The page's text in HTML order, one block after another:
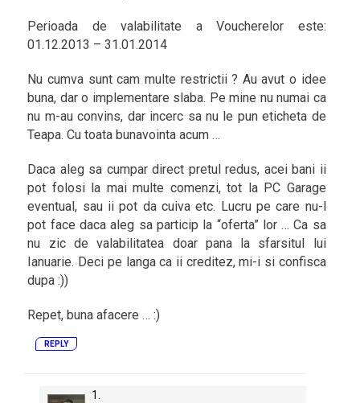
Perioada de valabilitate a Voucherelor este:
01.12.2013 – 31.01.2014
Nu cumva sunt cam multe restrictii ? Au avut o idee
buna, dar o implementare slaba. Pe mine nu numai ca
nu m-au convins, dar incerc sa nu le pun eticheta de
Teapa. Cu toata bunavointa acum …
Daca aleg sa cumpar direct pretul redus, acei bani ii
pot folosi la mai multe comenzi, tot la PC Garage
eventual, sau ii pot da cuiva etc. Lucru pe care nu-l
pot face daca aleg sa particip la “oferta” lor … Ca sa
nu zic de valabilitatea doar pana la sfarsitul lui
Ianuarie. Deci pe langa ca ii creditez, mi-i si confisca
dupa :))
Repet, buna afacere … :)
REPLY